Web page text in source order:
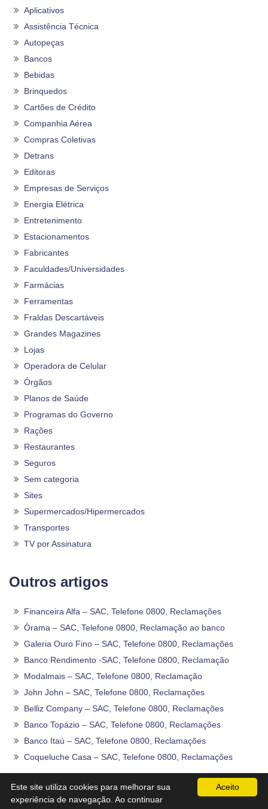
Aplicativos
Assistência Técnica
Autopeças
Bancos
Bebidas
Brinquedos
Cartões de Crédito
Companhia Aérea
Compras Coletivas
Detrans
Editoras
Empresas de Serviços
Energia Elétrica
Entretenimento
Estacionamentos
Fabricantes
Faculdades/Universidades
Farmácias
Ferramentas
Fraldas Descartáveis
Grandes Magazines
Lojas
Operadora de Celular
Órgãos
Planos de Saúde
Programas do Governo
Rações
Restaurantes
Seguros
Sem categoria
Sites
Supermercados/Hipermercados
Transportes
TV por Assinatura
Outros artigos
Financeira Alfa – SAC, Telefone 0800, Reclamações
Órama – SAC, Telefone 0800, Reclamação ao banco
Galeria Ouro Fino – SAC, Telefone 0800, Reclamações
Banco Rendimento -SAC, Telefone 0800, Reclamação
Modalmais – SAC, Telefone 0800, Reclamação
John John – SAC, Telefone 0800, Reclamações
Belliz Company – SAC, Telefone 0800, Reclamações
Banco Topázio – SAC, Telefone 0800, Reclamações
Banco Itaú – SAC, Telefone 0800, Reclamações
Coqueluche Casa – SAC, Telefone 0800, Reclamações
Aceito
Este site utiliza cookies para melhorar sua
experiência de navegação. Ao continuar